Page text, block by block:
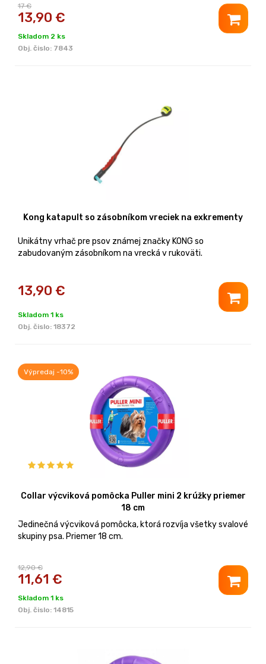
17 €
13,90 €
Skladom 2 ks
Obj. čislo: 7843
Kong katapult so zásobníkom vreciek na exkrementy
Unikátny vrhač pre psov známej značky KONG so
zabudovaným zásobníkom na vrecká v rukoväti.
13,90 €
Skladom 1 ks
Obj. čislo: 18372
Výpredaj -10%
Collar výcviková pomôcka Puller mini 2 krúžky priemer
18 cm
Jedinečná výcviková pomôcka, ktorá rozvíja všetky svalové
skupiny psa. Priemer 18 cm.
12,90 €
11,61 €
Skladom 1 ks
Obj. čislo: 14815